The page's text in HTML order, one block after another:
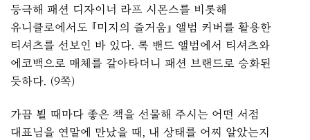
등극해 패션 디자이너 라프 시몬스를 비롯해
유니클로에서도 『미지의 즐거움』 앨범 커버를 활용한
티셔츠를 선보인 바 있다. 록 밴드 앨범에서 티셔츠와
에코백으로 매체를 갈아타더니 패션 브랜드로 승화된
듯하다. (9쪽)
가끔 뵐 때마다 좋은 책을 선물해 주시는 어떤 서점
대표님을 연말에 만났을 때, 내 상태를 어찌 알았는지